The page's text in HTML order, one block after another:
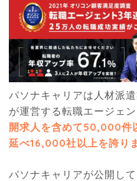
パソナキャリアは人材派
が運営する転職エージェ
開求人を含めて50,000件
延べ16,000社以上を誇り
パソナキャリアが公開し